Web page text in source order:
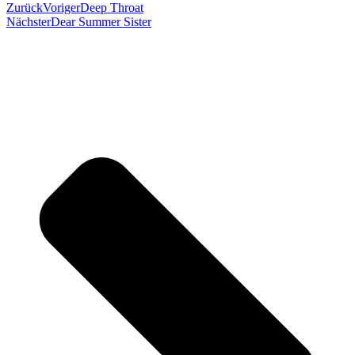
ZurückVorigerDeep Throat
NächsterDear Summer Sister